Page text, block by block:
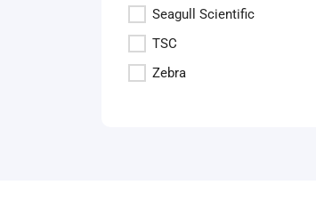
Seagull Scientific
TSC
Zebra